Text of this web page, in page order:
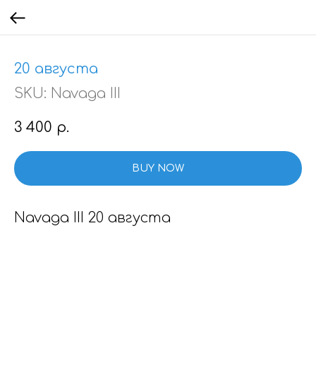
20 августа
SKU: Navaga III
3 400 р.
BUY NOW
Navaga III 20 августа